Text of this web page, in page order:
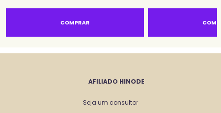
COMPRAR
AFILIADO HINODE
Seja um consultor